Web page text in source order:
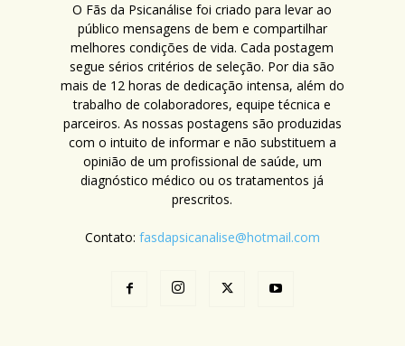
O Fãs da Psicanálise foi criado para levar ao
público mensagens de bem e compartilhar
melhores condições de vida. Cada postagem
segue sérios critérios de seleção. Por dia são
mais de 12 horas de dedicação intensa, além do
trabalho de colaboradores, equipe técnica e
parceiros. As nossas postagens são produzidas
com o intuito de informar e não substituem a
opinião de um profissional de saúde, um
diagnóstico médico ou os tratamentos já
prescritos.
Contato: fasdapsicanalise@hotmail.com